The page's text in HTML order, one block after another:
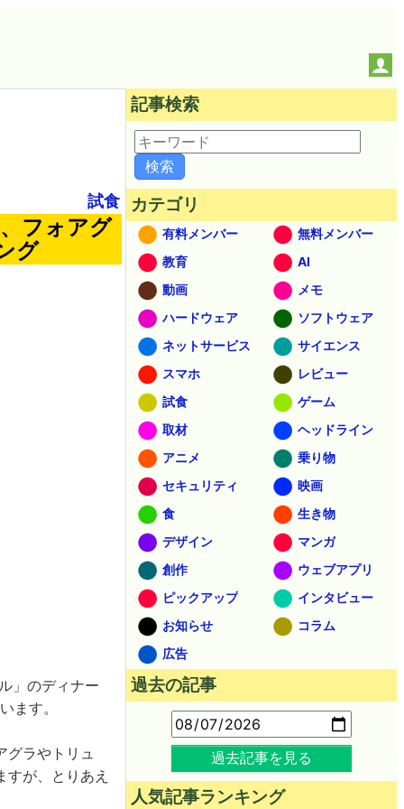
試食
フォアグ
グ
」のディナー
ます。
ラやトリュ
が、とりあえ
記事検索
カテゴリ
有料メンバー
無料メンバー
教育
AI
動画
メモ
ハードウェア
ソフトウェア
ネットサービス
サイエンス
スマホ
レビュー
試食
ゲーム
取材
ヘッドライン
アニメ
乗り物
セキュリティ
映画
食
生き物
デザイン
マンガ
創作
ウェブアプリ
ピックアップ
インタビュー
お知らせ
コラム
広告
過去の記事
過去記事を見る
人気記事ランキング